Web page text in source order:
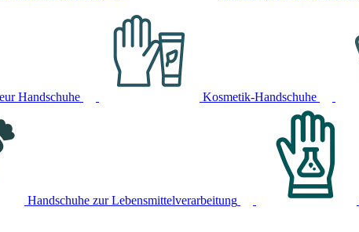
Handschuhe Kosmetik-Handschuhe
Handschuhe zur Lebensmittelverarbeitung